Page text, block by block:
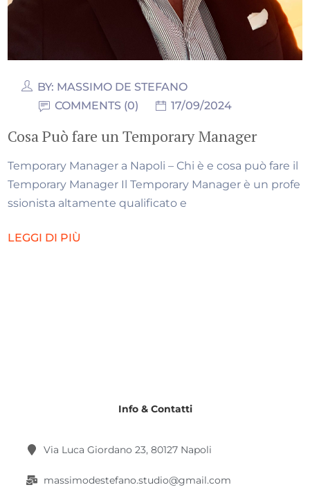
BY: MASSIMO DE STEFANO
COMMENTS (0)
17/09/2024
Cosa Può fare un Temporary Manager
Temporary Manager a Napoli – Chi è e cosa può fare il
Temporary Manager Il Temporary Manager è un profe
ssionista altamente qualificato e
LEGGI DI PIÙ
Info & Contatti
Via Luca Giordano 23, 80127 Napoli
massimodestefano.studio@gmail.com